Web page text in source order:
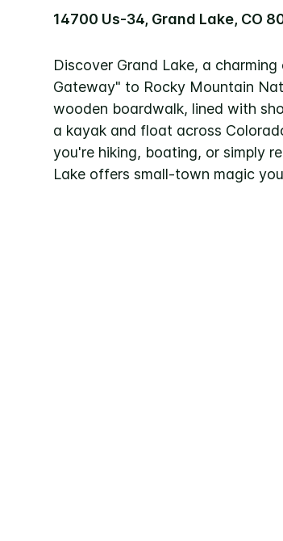
14700 Us-34, Grand Lake, CO
Discover Grand Lake, a
Gateway" to Rocky Mountain
wooden boardwalk, lined with
a kayak and float across
you're hiking, boating, or simply
Lake offers small-town magic